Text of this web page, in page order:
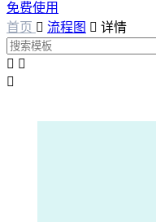
免费使用
首页  流程图  详情
 
